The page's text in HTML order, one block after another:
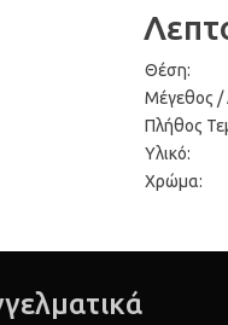
Θέση:
Μέγεθος /
Πλήθος
Υλικό:
Χρώμα: